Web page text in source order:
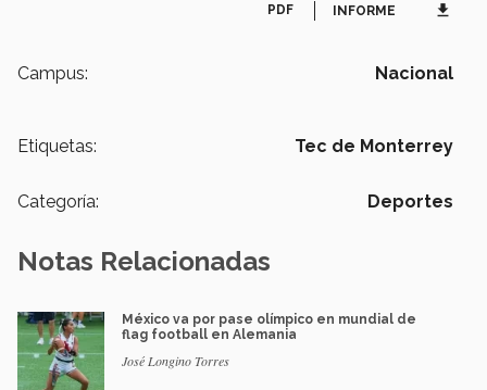
PDF INFORME get_app
Campus: Nacional
Etiquetas: Tec de Monterrey
Categoría: Deportes
Notas Relacionadas
México va por pase olímpico en mundial de
flag football en Alemania
José Longino Torres